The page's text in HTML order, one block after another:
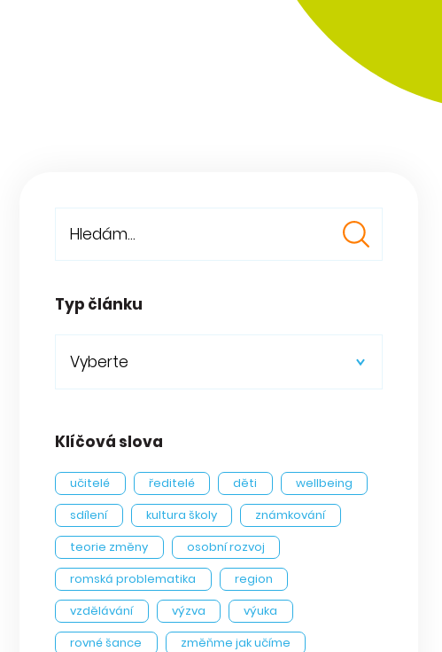
Typ článku
Vyberte
Klíčová slova
učitelé ředitelé děti
wellbeing
sdílení
kultura školy
známkování
teorie změny
osobní rozvoj
romská problematika
region
vzdělávání
výzva
výuka
rovné šance
změňme jak učíme